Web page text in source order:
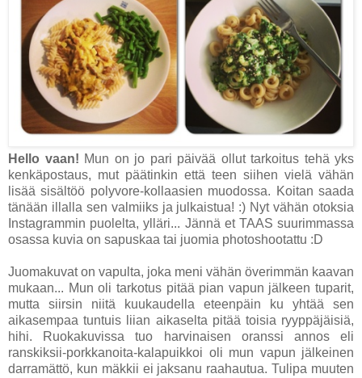
Hello vaan! Mun on jo pari päivää ollut tarkoitus tehä yks
kenkäpostaus, mut päätinkin että teen siihen vielä vähän
lisää sisältöö polyvore-kollaasien muodossa. Koitan saada
tänään illalla sen valmiiks ja julkaistua! :) Nyt vähän otoksia
Instagrammin puolelta, ylläri... Jännä et TAAS suurimmassa
osassa kuvia on sapuskaa tai juomia photoshootattu :D
Juomakuvat on vapulta, joka meni vähän överimmän kaavan
mukaan... Mun oli tarkotus pitää pian vapun jälkeen tuparit,
mutta siirsin niitä kuukaudella eteenpäin ku yhtää sen
aikasempaa tuntuis liian aikaselta pitää toisia ryyppäjäisiä,
hihi. Ruokakuvissa tuo harvinaisen oranssi annos eli
ranskiksii-porkkanoita-kalapuikkoi oli mun vapun jälkeinen
darramättö, kun mäkkii ei jaksanu raahautua. Tulipa muuten